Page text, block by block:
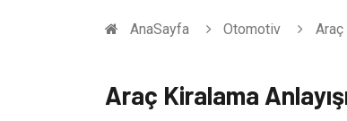
AnaSayfa Otomotiv Araç
Araç Kiralama